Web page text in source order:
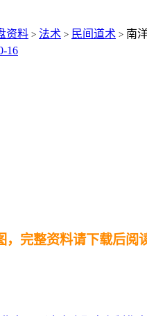
资料 > 法术 > 民间道术 > 南
16
完整资料请下载后阅